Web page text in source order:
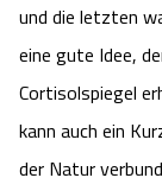
und die letzten
eine gute Idee,
Cortisolspiegel
kann auch ein
der Natur